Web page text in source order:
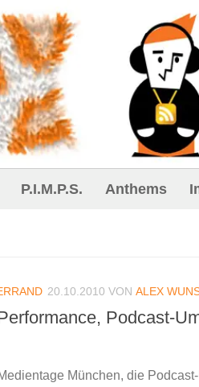
P.I.M.P.S. Anthems
20.10.2010 VON ALEX
Podcast-
München, die